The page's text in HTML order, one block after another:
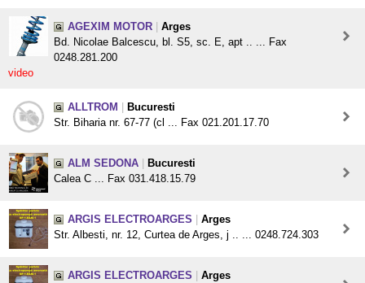
AGEXIM MOTOR
Arges
Bd. Nicolae Balcescu, bl. S5, sc. E, apt .. ... Fax
0248.281.200
video
ALLTROM
Bucuresti
Str. Biharia nr. 67-77 (cl ... Fax 021.201.17.70
ALM SEDONA
Bucuresti
Calea C ... Fax 031.418.15.79
ARGIS ELECTROARGES
Arges
Str. Albesti, nr. 12, Curtea de Arges, j .. ... 0248.724.303
ARGIS ELECTROARGES
Arges